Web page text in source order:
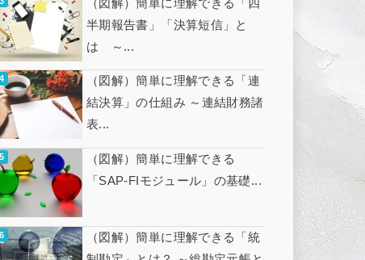
（図解）簡単に理解できる「四
半期報告書」「決算短信」と
は ～...
（図解）簡単に理解できる「連
結決算」の仕組み ～連結財務諸
表...
（図解）簡単に理解できる
「SAP-FIモジュール」の基礎...
（図解）簡単に理解できる「統